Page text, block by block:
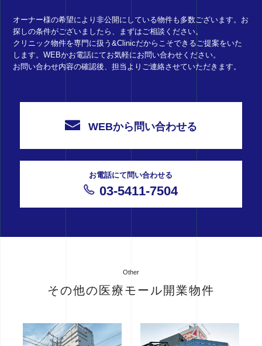
オーナー様の希望により非公開にしている物件も多数ございます。お
探しの条件がございましたら、まずはご相談ください。
クリニック物件を専門に扱う&Clinicだからこそできるご提案をいた
します。WEBかお電話にてお気軽にお問い合わせください。
お問い合わせ内容の確認後、担当よりご連絡させていただきます。
WEBから問い合わせる
お電話にて問い合わせる
03-5411-7504
Other
その他の医療モール開業物件